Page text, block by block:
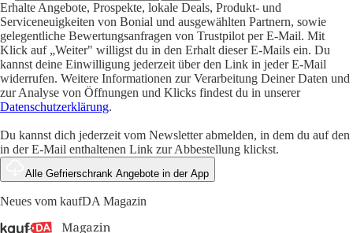
Erhalte Angebote, Prospekte, lokale Deals, Produkt- und
Serviceneuigkeiten von Bonial und ausgewählten Partnern, sowie
gelegentliche Bewertungsanfragen von Trustpilot per E-Mail. Mit
Klick auf „Weiter" willigst du in den Erhalt dieser E-Mails ein. Du
kannst deine Einwilligung jederzeit über den Link in jeder E-Mail
widerrufen. Weitere Informationen zur Verarbeitung Deiner Daten und
zur Analyse von Öffnungen und Klicks findest du in unserer
Datenschutzerklärung.
Du kannst dich jederzeit vom Newsletter abmelden, in dem du auf den
in der E-Mail enthaltenen Link zur Abbestellung klickst.
Alle Gefrierschrank Angebote in der App
Neues vom kaufDA Magazin